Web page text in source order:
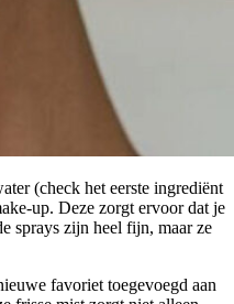
(check het eerste ingrediënt
up. Deze zorgt ervoor dat je
sprays zijn heel fijn, maar ze
favoriet toegevoegd aan